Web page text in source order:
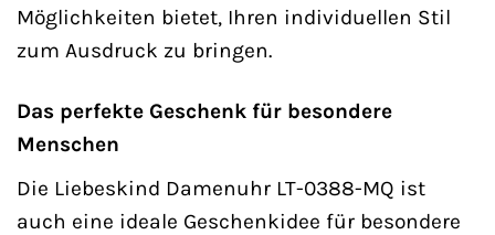
Möglichkeiten bietet, Ihren individuellen Stil
zum Ausdruck zu bringen.
Das perfekte Geschenk für besondere
Menschen
Die Liebeskind Damenuhr LT-0388-MQ ist
auch eine ideale Geschenkidee für besondere